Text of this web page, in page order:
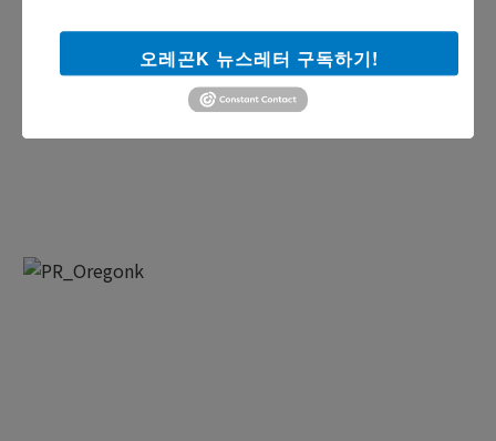
오레곤K 뉴스레터 구독하기!